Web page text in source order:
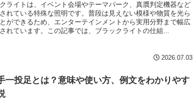
ライトは、イベント会場やテーマパーク、真贋判定機器など
れている特殊な照明です。普段は見えない模様や物質を光ら
ができるため、エンターテインメントから実用分野まで幅広
れています。この記事では、ブラックライトの仕組...
2026.07.03
一投足とは？意味や使い方、例文をわかりやす